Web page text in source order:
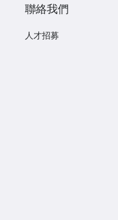
聯絡我們
人才招募